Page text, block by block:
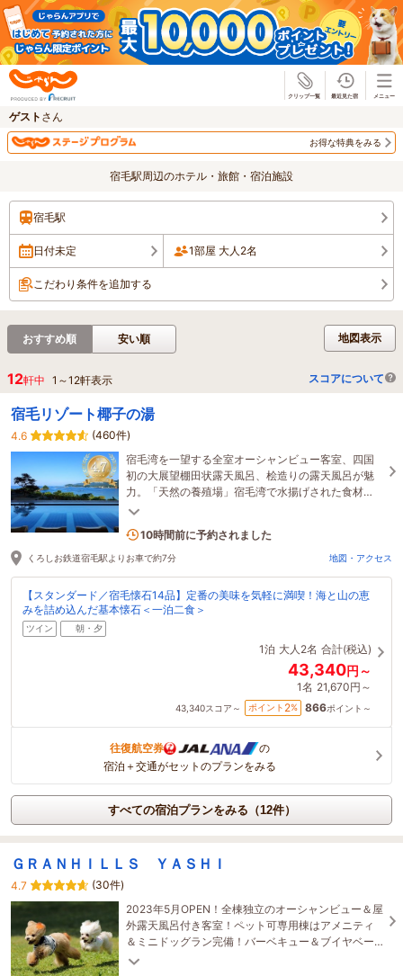
ゲスト さん
お得な特典をみる
宿毛駅周辺のホテル・旅館・宿泊施設
宿毛駅
日付未定 1部屋 大人2名
こだわり条件を追加する
地図表示
おすすめ順 安い順
12軒中 1 ～12軒表示 スコアについて
宿毛リゾート椰子の湯
4.6
(460件)
宿毛湾を一望する全室オーシャンビュー客室、四国
初の大展望棚田状露天風呂、桧造りの露天風呂が魅
力。「天然の養殖場」宿毛湾で水揚げされた食材
を、宿毛ならではの食べ方で絶品海の幸をご堪能く
10時間前に予約されました
くろしお鉄道宿毛駅よりお車で約7分 地図・アクセス
【スタンダード／宿毛懐石14品】定番の美味を気軽に満喫！海と山の恵
みを詰め込んだ基本懐石＜一泊二食＞
ツイン 朝・夕
1泊 大人2名 合計(税込)
43,340円～
1名 21,670円～
43,340スコア～ ポイント 2% 866ポイント～
往復航空券
の
宿泊＋交通がセットのプランをみる
すべての宿泊プランをみる（12件）
ＧＲＡＮＨＩＬＬＳ ＹＡＳＨＩ
4.7
(30件)
2023年5月OPEN！全棟独立のオーシャンビュー＆屋
外露天風呂付き客室！ペット可専用棟はアメニティ
＆ミニドッグラン完備！バーベキュー＆ブイヤベー
スでグランピング気分♪